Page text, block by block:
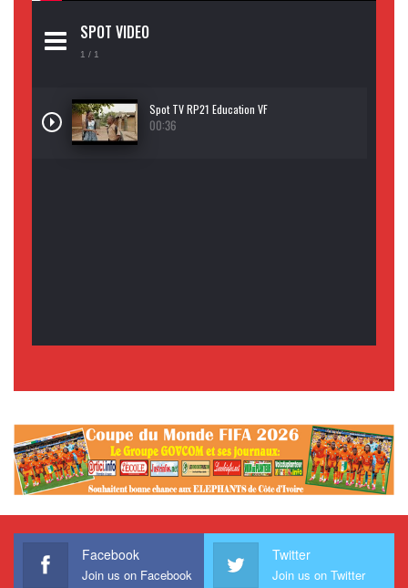
SPOT VIDEO
1 / 1
Spot TV RP21 Education VF
00:36
Facebook
Join us on Facebook
Twitter
Join us on Twitter